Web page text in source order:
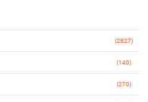
(2827)
(140)
(270)